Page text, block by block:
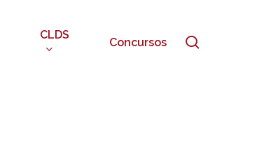
CLDS
Concursos